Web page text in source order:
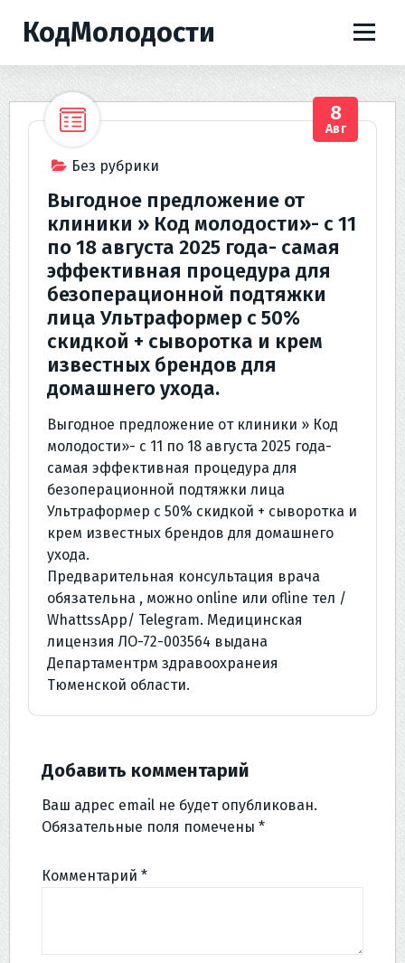
е
КодМолодости
Без рубрики
8
Авг
Выгодное предложение от
клиники » Код молодости»- с 11
по 18 августа 2025 года- самая
эффективная процедура для
безоперационной подтяжки
лица Ультраформер с 50%
скидкой + сыворотка и крем
известных брендов для
домашнего ухода.
Выгодное предложение от клиники » Код
молодости»- с 11 по 18 августа 2025 года-
самая эффективная процедура для
безоперационной подтяжки лица
Ультраформер с 50% скидкой + сыворотка и
крем известных брендов для домашнего
ухода.
Предварительная консультация врача
обязательна , можно online или оfline тел /
WhattssApp/ Telegram. Медицинская
лицензия ЛО-72-003564 выдана
Департаментрм здравоохранеия
Тюменской области.
Добавить комментарий
Ваш адрес email не будет опубликован.
Обязательные поля помечены *
Комментарий *